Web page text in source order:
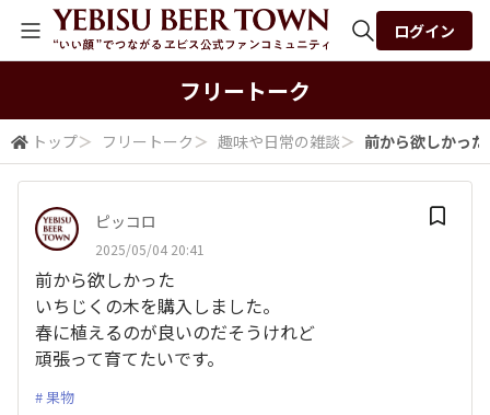
検索
ログイン
フリートーク
トップ＞ フリートーク ＞ 趣味や日常の雑談＞ 前から欲しかっ
ピッコロ
2025/05/04 20:41
前から欲しかった
いちじくの木を購入しました。
春に植えるのが良いのだそうけれど
頑張って育てたいです。
果物